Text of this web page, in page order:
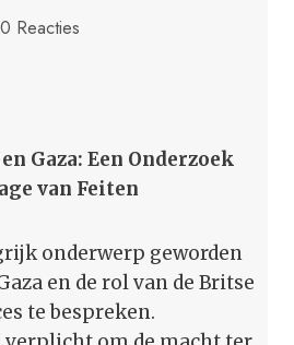
0 Reacties
Gaza: Een Onderzoek
van Feiten
onderwerp geworden
en de rol van de Britse
te bespreken.